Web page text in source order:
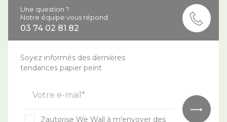
Une question ?
Notre équipe vous répond
03 74 02 81 82
Soyez informés des dernières
tendances papier peint
Votre e-mail*
J'autorise We Wall à m'envoyer des